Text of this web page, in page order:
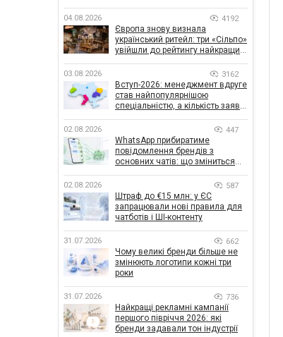
04.08.2026 4192
Європа знову визнала
український ритейл: три «Сільпо»
увійшли до рейтингу найкращих
03.08.2026 3162
Вступ-2026: менеджмент вдруге
став найпопулярнішою
спеціальністю, а кількість заяв
02.08.2026 447
WhatsApp прибиратиме
повідомлення брендів з
основних чатів: що зміниться
02.08.2026 587
Штраф до €15 млн: у ЄС
запрацювали нові правила для
чатботів і ШІ-контенту
31.07.2026 662
Чому великі бренди більше не
змінюють логотипи кожні три
роки
31.07.2026 736
Найкращі рекламні кампанії
першого півріччя 2026: які
бренди задавали тон індустрії